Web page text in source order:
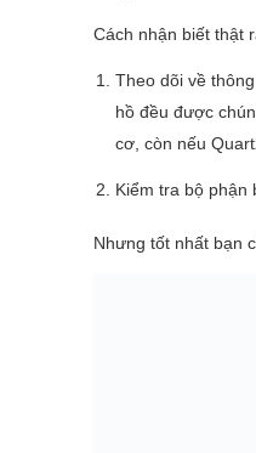
Cách nhận biết thật
Theo dõi về
hồ đều được
cơ, còn nếu
Kiểm tra bộ phận
Nhưng tốt nhất bạn